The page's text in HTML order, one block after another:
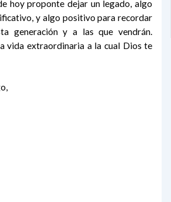
hoy proponte dejar un legado, algo
y algo positivo para recordar
generación y a las que vendrán.
vida extraordinaria a la cual Dios te